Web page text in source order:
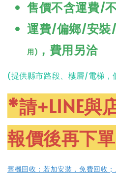
售價不含運費/
運費/偏鄉/安裝
用) ，費用另洽
(提供縣市路段、樓層/電梯，
*請+LINE與
報價後再下
舊機回收：若加安裝，免費回收；